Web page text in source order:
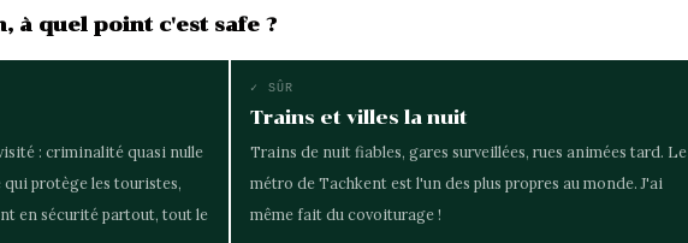
à quel point c'est safe ?
: criminalité quasi nulle
qui protège les touristes,
en sécurité partout, tout le
✓ SÛR
Trains et villes la nuit
Trains de nuit fiables, gares surveillées, rues animées tard. Le
métro de Tachkent est l'un des plus propres au monde. J'ai
même fait du covoiturage !